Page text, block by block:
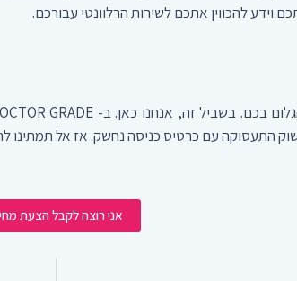
וידע להכווין אתכם לשירות הרלוונטי עבורכם.
התעסוקה עם כרטיס כניסה נחשק. אז אל תמתינו
אני רוצה לקבל הצעת